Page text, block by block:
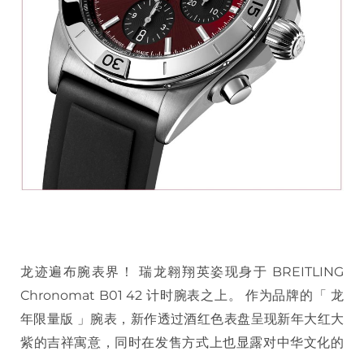
龙迹遍布腕表界！ 瑞龙翱翔英姿现身于 BREITLING
Chronomat B01 42 计时腕表之上。 作为品牌的「 龙
年限量版 」腕表，新作透过酒红色表盘呈现新年大红大
紫的吉祥寓意，同时在发售方式上也显露对中华文化的